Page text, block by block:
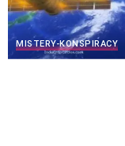
MISTERY-KONSPIRACY